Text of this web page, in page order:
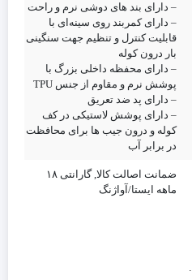
– دارای بند های دوشی نرم و راحت
– دارای کمربند روی سینه‌ای با
قابلیت کنترل و تنظیم جهت سنگینی
بار درون کوله
– دارای محفظه داخلی بزرگ با
پوشش نرم و مقاوم از جنس TPU
– دارای پد ضد تعریق
– دارای پوشش لاستیکی در کف
کوله و درون جیب ها برای محافظت
در برابر آب
ضمانت اصالت کالا, گارانتی ۱۸
ماهه ایستا/آواژنگ